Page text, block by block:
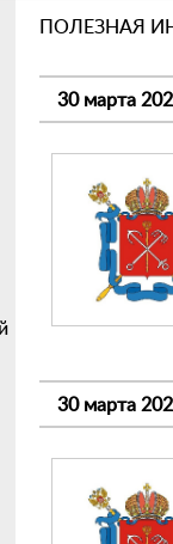
ПОЛЕЗНАЯ
30 марта
30 марта